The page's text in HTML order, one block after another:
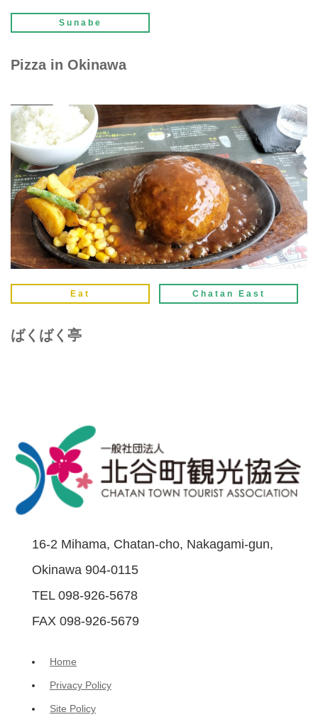
Sunabe
Pizza in Okinawa
Eat Chatan East
ばくばく亭
16-2 Mihama, Chatan-cho, Nakagami-gun,
Okinawa 904-0115
TEL 098-926-5678
FAX 098-926-5679
Home
Privacy Policy
Site Policy